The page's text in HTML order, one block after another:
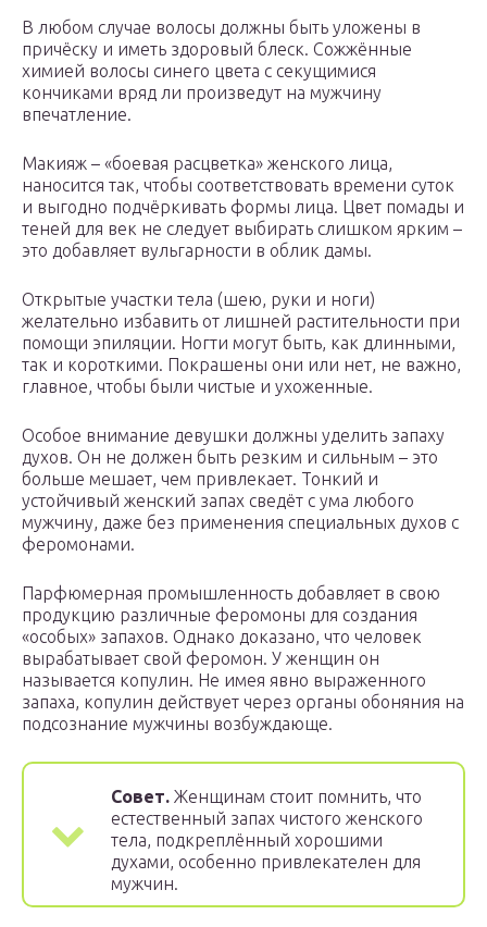
В любом случае волосы должны быть уложены в
причёску и иметь здоровый блеск. Сожжённые
химией волосы синего цвета с секущимися
кончиками вряд ли произведут на мужчину
впечатление.
Макияж – «боевая расцветка» женского лица,
наносится так, чтобы соответствовать времени суток
и выгодно подчёркивать формы лица. Цвет помады и
теней для век не следует выбирать слишком ярким –
это добавляет вульгарности в облик дамы.
Открытые участки тела (шею, руки и ноги)
желательно избавить от лишней растительности при
помощи эпиляции. Ногти могут быть, как длинными,
так и короткими. Покрашены они или нет, не важно,
главное, чтобы были чистые и ухоженные.
Особое внимание девушки должны уделить запаху
духов. Он не должен быть резким и сильным – это
больше мешает, чем привлекает. Тонкий и
устойчивый женский запах сведёт с ума любого
мужчину, даже без применения специальных духов с
феромонами.
Парфюмерная промышленность добавляет в свою
продукцию различные феромоны для создания
«особых» запахов. Однако доказано, что человек
вырабатывает свой феромон. У женщин он
называется копулин. Не имея явно выраженного
запаха, копулин действует через органы обоняния на
подсознание мужчины возбуждающе.
Совет. Женщинам стоит помнить, что
естественный запах чистого женского
тела, подкреплённый хорошими
духами, особенно привлекателен для
мужчин.